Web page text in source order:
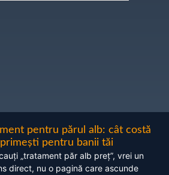
pentru părul alb: cât costă
pentru banii tăi
„tratament păr alb preț”, vrei un
direct, nu o pagină care ascunde